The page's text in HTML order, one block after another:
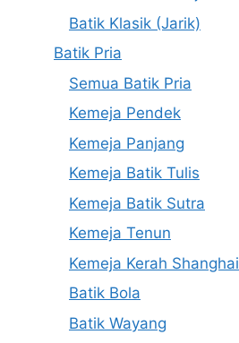
Batik Klasik (Jarik)
Batik Pria
Semua Batik Pria
Kemeja Pendek
Kemeja Panjang
Kemeja Batik Tulis
Kemeja Batik Sutra
Kemeja Tenun
Kemeja Kerah Shanghai
Batik Bola
Batik Wayang